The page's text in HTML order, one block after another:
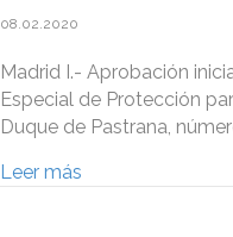
08.02.2020
Madrid I.- Aprobación
Especial de Protección
Duque de Pastrana,
Leer más